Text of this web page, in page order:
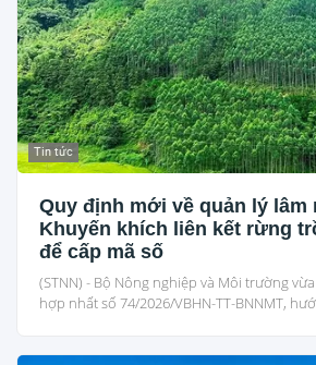
Tin tức
Quy định mới về quản lý lâm
Khuyến khích liên kết rừng
để cấp mã số
(STNN) - Bộ Nông nghiệp và Môi trường
hợp nhất số 74/2026/VBHN-TT-BNNMT,